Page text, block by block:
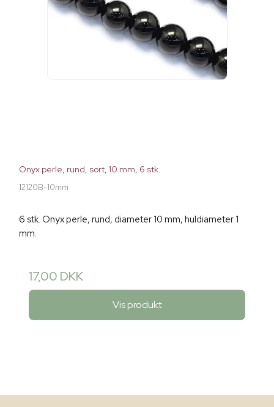
Onyx perle, rund, sort, 10 mm, 6 stk.
12120B-10mm
6 stk. Onyx perle, rund, diameter 10 mm, huldiameter 1
mm.
17,00 DKK
Vis produkt